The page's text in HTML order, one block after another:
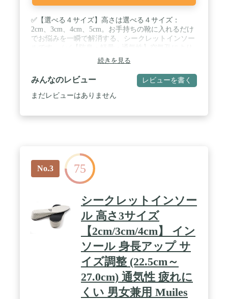
✅【選べる４サイズ】高さは選べる４サイズ：
2cm、3cm、4cm、5cm。お手持ちの靴に入れるだけ
でお悩みを一瞬で解消する、シークレットインソー
通気性は抜群。また衝撃を吸収するEVA素材で、蒸
れを抑えて1日中快適な履き心地を感じて頂けま
す。弾力性に優れた素材でカカトに優しくフィット
し、自然な履き心地を実現。 / ✅【人間工学設計】
シークレットインソールは外から見てわからないま
ンニングなどのスポーツ・登山・などのアウトドア
など様々なシーンでお使いいただけます。ご注意:★
新品なので、少しニオイするかもしれません。数日
後にニオイが消えますので、ご安心ください。効果
はもちろん、サイズの大きな靴を履く際にも役立ち
ます。モノトーンカラーで目立ちにくいのも嬉しい
ポイント！ 少しだけ背を高く見せたい方や脚を長く
見せたい方におすすめ！ / ✅【安心の日本ブラン
ド】当社はお客様にご満足いただける高品質な商品
をご提供し続けています。Amazonの倉庫に商品を
送る前に100％の品質チェックを行っております。
続きを見る
みんなのレビュー レビューを書く
まだレビューはありません
No.3 75
シークレットインソー
ル 高さ3サイズ
【2cm/3cm/4cm】 イン
ソール 身長アップ サ
イズ調整 (22.5cm～
27.0cm) 通気性 疲れに
くい 男女兼用 Muiles